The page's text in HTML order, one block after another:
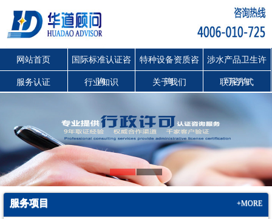
网站首页 国际标准认证咨
询
特种设备资质咨
询
涉水产品卫生许
可咨询
服务认证 行业知识 关于我们 联系方式
服务项目 +MORE